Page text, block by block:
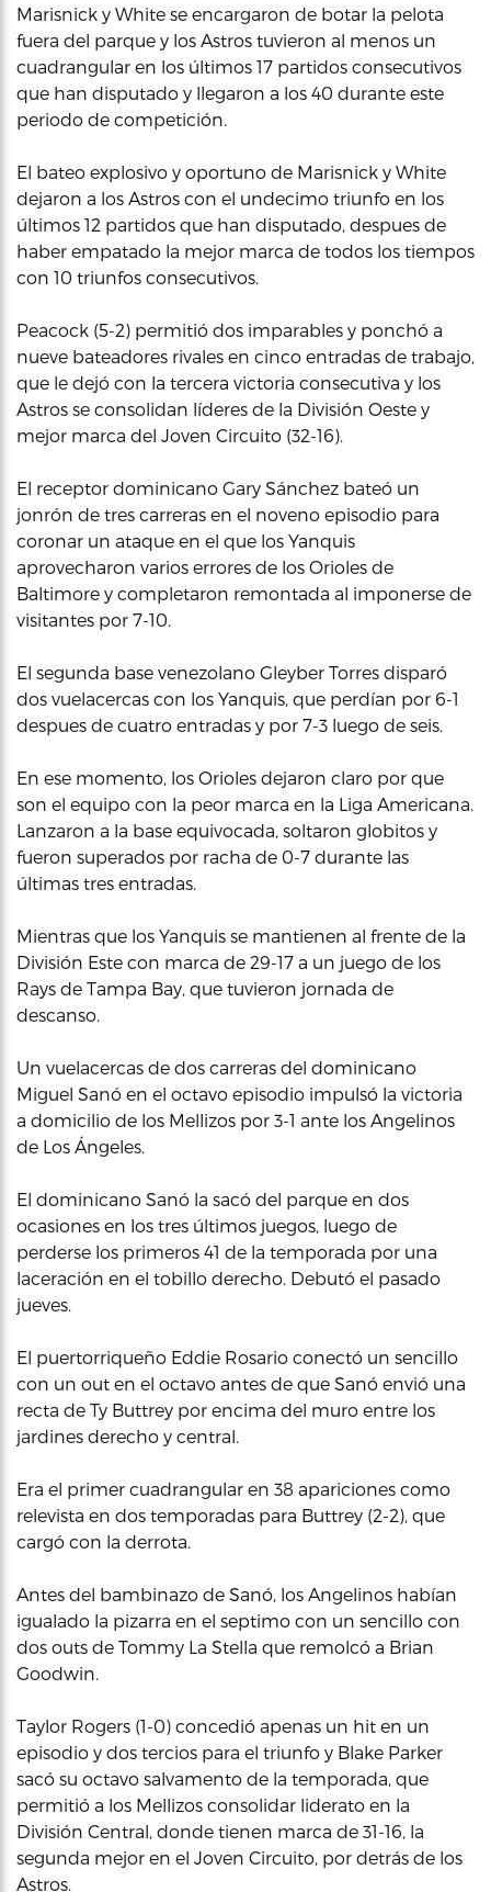
Marisnick y White se encargaron de botar la pelota
fuera del parque y los Astros tuvieron al menos un
cuadrangular en los últimos 17 partidos consecutivos
que han disputado y llegaron a los 40 durante este
periodo de competición.
El bateo explosivo y oportuno de Marisnick y White
dejaron a los Astros con el undecimo triunfo en los
últimos 12 partidos que han disputado, despues de
haber empatado la mejor marca de todos los tiempos
con 10 triunfos consecutivos.
Peacock (5-2) permitió dos imparables y ponchó a
nueve bateadores rivales en cinco entradas de trabajo,
que le dejó con la tercera victoria consecutiva y los
Astros se consolidan líderes de la División Oeste y
mejor marca del Joven Circuito (32-16).
El receptor dominicano Gary Sánchez bateó un
jonrón de tres carreras en el noveno episodio para
coronar un ataque en el que los Yanquis
aprovecharon varios errores de los Orioles de
Baltimore y completaron remontada al imponerse de
visitantes por 7-10.
El segunda base venezolano Gleyber Torres disparó
dos vuelacercas con los Yanquis, que perdían por 6-1
despues de cuatro entradas y por 7-3 luego de seis.
En ese momento, los Orioles dejaron claro por que
son el equipo con la peor marca en la Liga Americana.
Lanzaron a la base equivocada, soltaron globitos y
fueron superados por racha de 0-7 durante las
últimas tres entradas.
Mientras que los Yanquis se mantienen al frente de la
División Este con marca de 29-17 a un juego de los
Rays de Tampa Bay, que tuvieron jornada de
descanso.
Un vuelacercas de dos carreras del dominicano
Miguel Sanó en el octavo episodio impulsó la victoria
a domicilio de los Mellizos por 3-1 ante los Angelinos
de Los Ángeles.
El dominicano Sanó la sacó del parque en dos
ocasiones en los tres últimos juegos, luego de
perderse los primeros 41 de la temporada por una
laceración en el tobillo derecho. Debutó el pasado
jueves.
El puertorriqueño Eddie Rosario conectó un sencillo
con un out en el octavo antes de que Sanó envió una
recta de Ty Buttrey por encima del muro entre los
jardines derecho y central.
Era el primer cuadrangular en 38 apariciones como
relevista en dos temporadas para Buttrey (2-2), que
cargó con la derrota.
Antes del bambinazo de Sanó, los Angelinos habían
igualado la pizarra en el septimo con un sencillo con
dos outs de Tommy La Stella que remolcó a Brian
Goodwin.
Taylor Rogers (1-0) concedió apenas un hit en un
episodio y dos tercios para el triunfo y Blake Parker
sacó su octavo salvamento de la temporada, que
permitió a los Mellizos consolidar liderato en la
División Central, donde tienen marca de 31-16, la
segunda mejor en el Joven Circuito, por detrás de los
Astros.